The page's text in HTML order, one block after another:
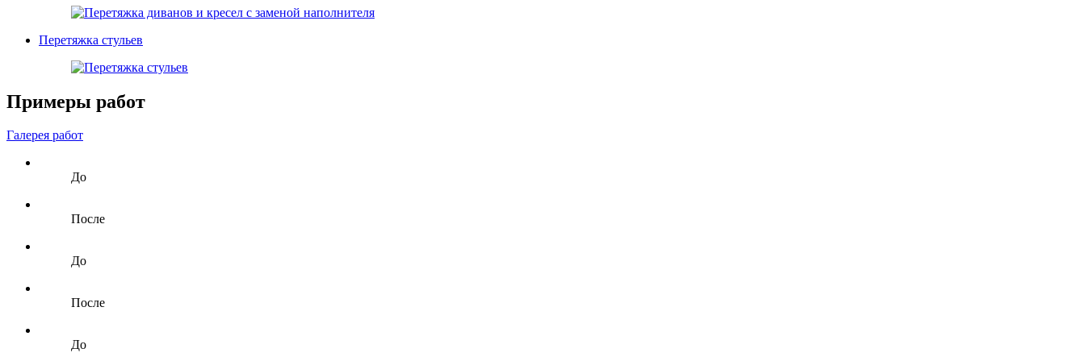
Перетяжка стульев
Примеры работ
Галерея работ
До
После
До
После
До